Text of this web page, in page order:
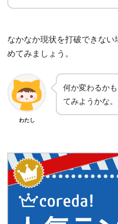
なかなか現状を打破できな
めてみましょう。
わたし
何か変わるか
てみようかな。